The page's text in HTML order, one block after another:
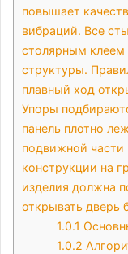
повышает
вибраций. Все
столярным клеем
структуры.
плавный ход
Упоры
панель плотно
подвижной части
конструкции на
изделия должна
открывать дверь
1.0.1
1.0.2